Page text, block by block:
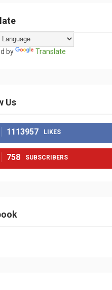
by Translate
Us
1113957 LIKES
758 SUBSCRIBERS